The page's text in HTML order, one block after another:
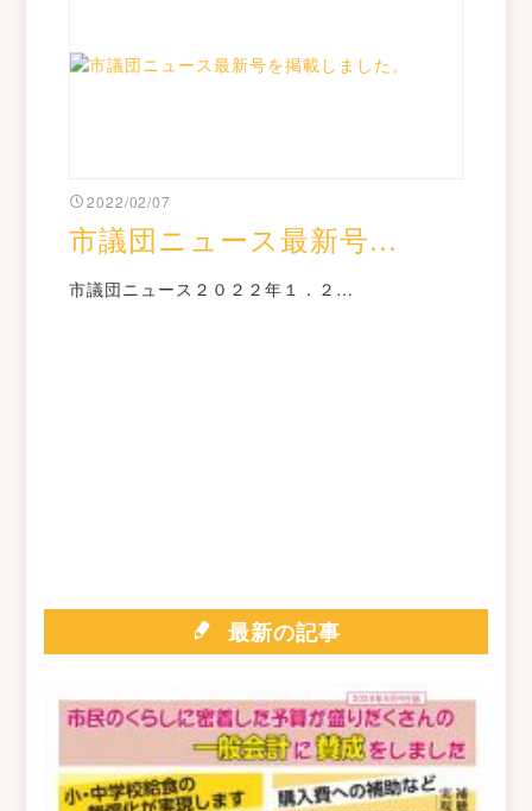
2022/02/07
市議団ニュース最新号...
市議団ニュース２０２２年１．２…
最新の記事